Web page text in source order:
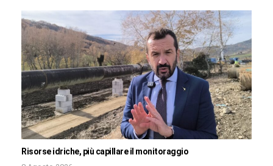
Risorse idriche, più capillare il monitoraggio